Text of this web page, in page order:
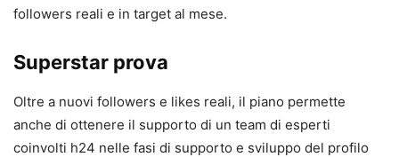
followers reali e in target al mese.
Superstar prova
Oltre a nuovi followers e likes reali, il piano permette
anche di ottenere il supporto di un team di esperti
coinvolti h24 nelle fasi di supporto e sviluppo del profilo